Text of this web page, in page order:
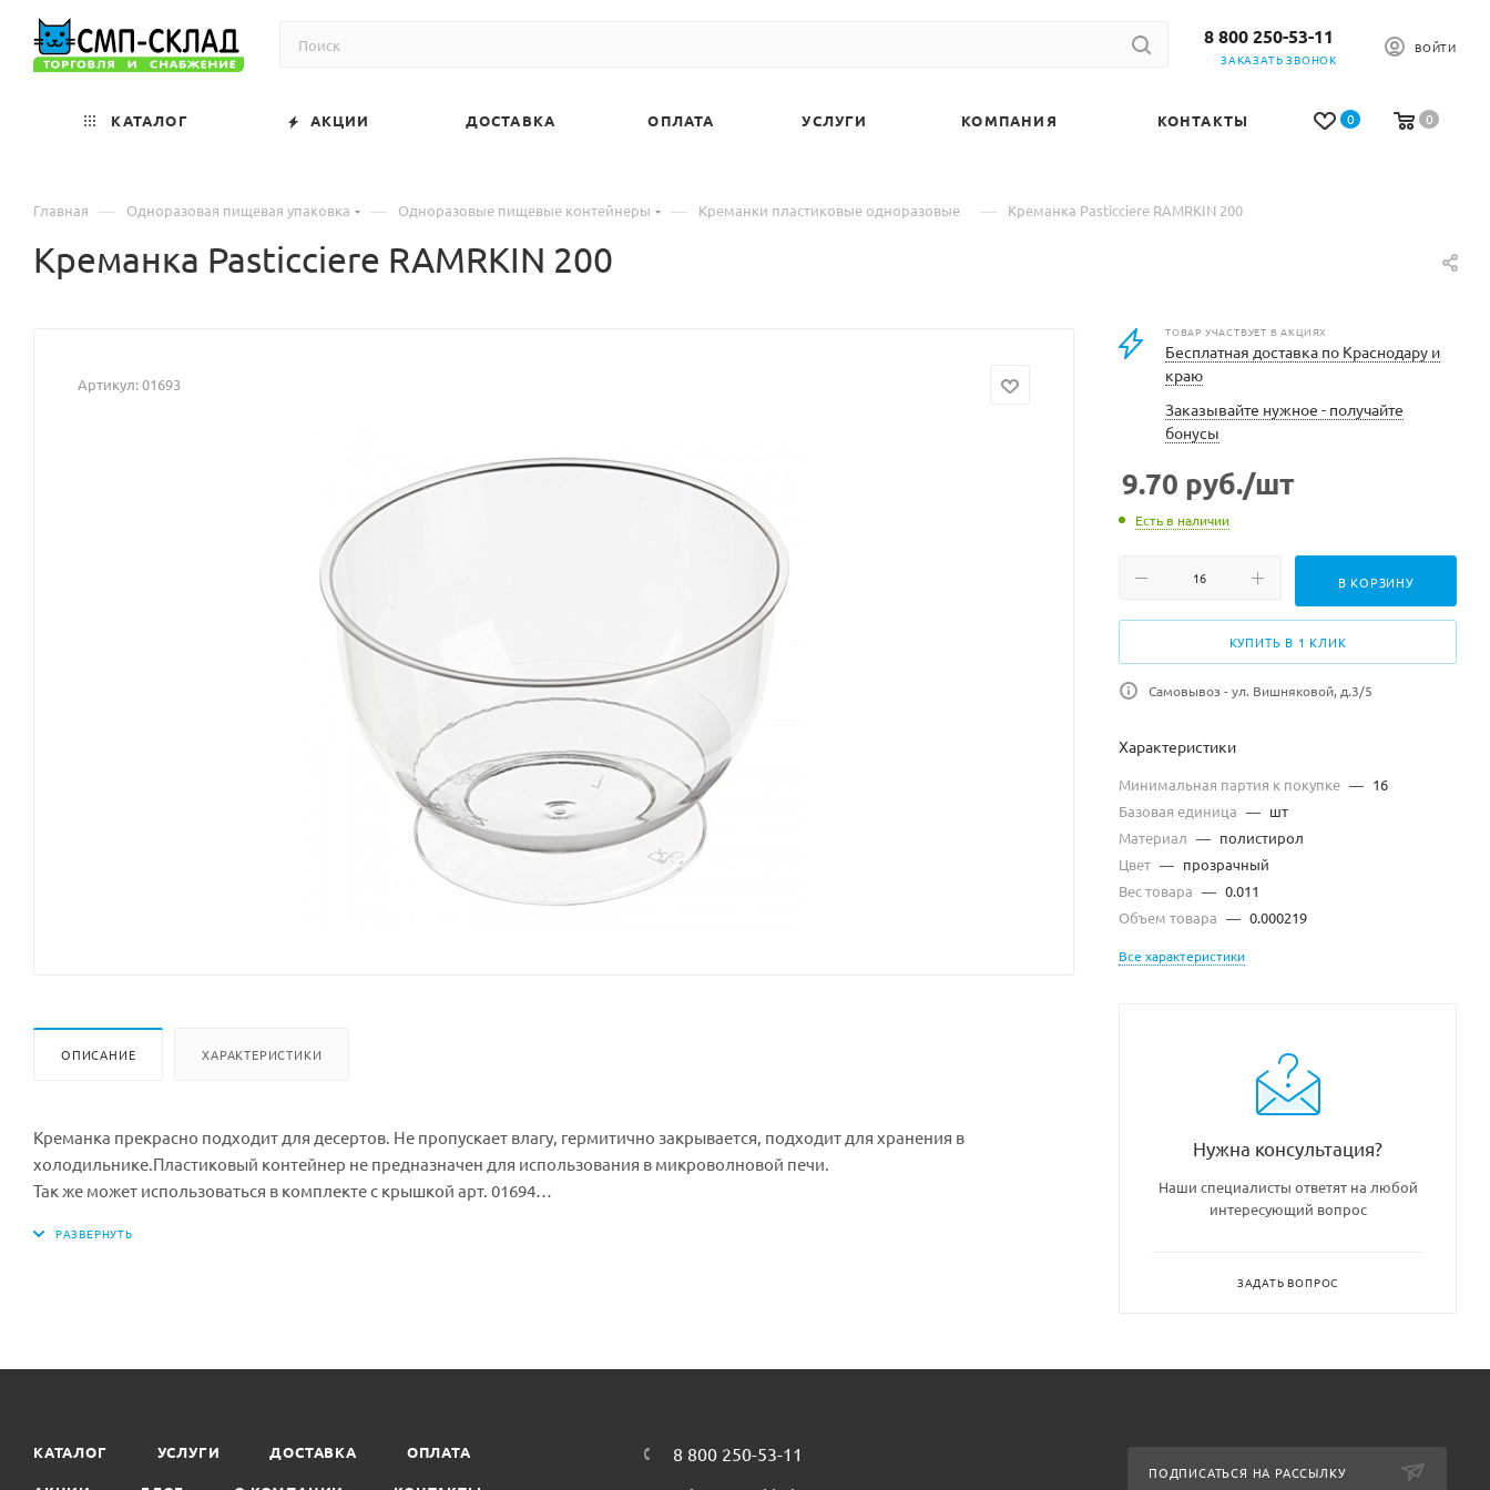
8 800 250-53-11
ЗАКАЗАТЬ ЗВОНОК
ВОЙТИ
0 0
КАТАЛОГ АКЦИИ ДОСТАВКА ОПЛАТА УСЛУГИ КОМПАНИЯ КОНТАКТЫ
Главная — Одноразовая пищевая упаковка — Одноразовые пищевые контейнеры — Креманки пластиковые одноразовые — Креманка Pasticciere RAMRKIN 200
Креманка Pasticciere RAMRKIN 200
Артикул:01693
ОПИСАНИЕ ХАРАКТЕРИСТИКИ
Креманка прекрасно подходит для десертов. Не пропускает влагу, гермитично закрывается, подходит для хранения в
холодильнике.Пластиковый контейнер не предназначен для использования в микроволновой печи.
Так же может использоваться в комплекте с крышкой арт. 01694
Диаметр: 95 мм
Количество в коробке: 192 шт.
ТОВАР УЧАСТВУЕТ В АКЦИЯХ
Бесплатная доставка по Краснодару и
краю
Заказывайте нужное - получайте
бонусы
9.70 руб./шт
Есть в наличии
В КОРЗИНУ
КУПИТЬ В 1 КЛИК
Самовывоз - ул. Вишняковой, д.3/5
Характеристики
Минимальная партия к покупке — 16
Базовая единица — шт
Материал — полистирол
Цвет — прозрачный
Вес товара — 0.011
Объем товара — 0.000219
Все характеристики
Нужна консультация?
Наши специалисты ответят на любой
интересующий вопрос
ЗАДАТЬ ВОПРОС
КАТАЛОГ УСЛУГИ ДОСТАВКА ОПЛАТА 8 800 250-53-11
ПОДПИСАТЬСЯ НА РАССЫЛКУ